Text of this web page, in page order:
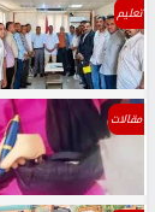
تعليم
مقالات